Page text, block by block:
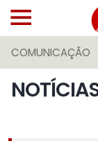
COMUNICAÇÃO